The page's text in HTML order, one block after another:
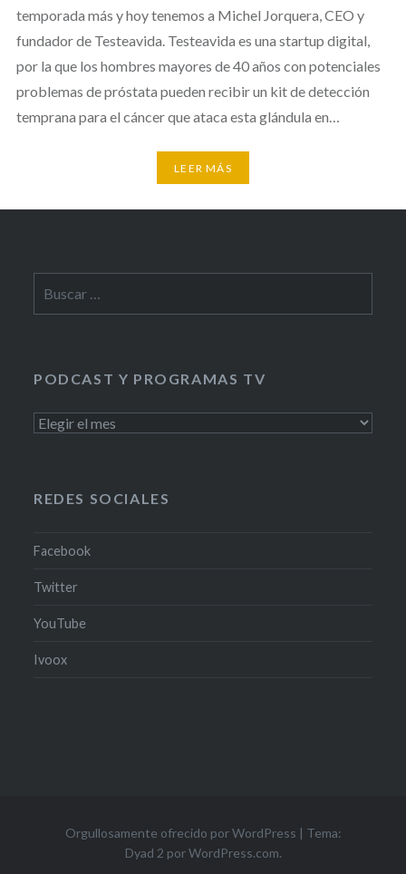
temporada más y hoy tenemos a Michel Jorquera, CEO y
fundador de Testeavida. Testeavida es una startup digital,
por la que los hombres mayores de 40 años con potenciales
problemas de próstata pueden recibir un kit de detección
temprana para el cáncer que ataca esta glándula en…
LEER MÁS
PODCAST Y PROGRAMAS TV
PODCAST
REDES SOCIALES
Facebook
Twitter
YouTube
Ivoox
Orgullosamente ofrecido por WordPress | Tema:
Dyad 2 porWordPress.com.